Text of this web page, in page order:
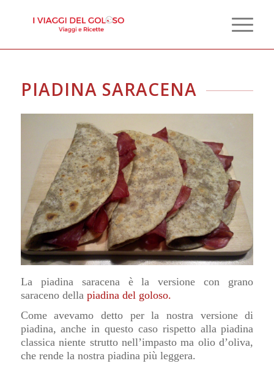
PIADINA SARACENA
La piadina saracena è la versione con grano
saraceno della piadina del goloso.
Come avevamo detto per la nostra versione di
piadina, anche in questo caso rispetto alla piadina
classica niente strutto nell’impasto ma olio d’oliva,
che rende la nostra piadina più leggera.